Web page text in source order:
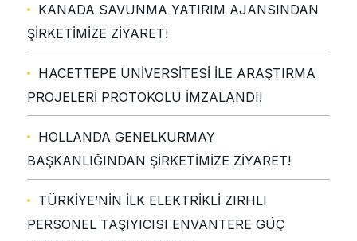
KANADA SAVUNMA YATIRIM AJANSINDAN
ŞİRKETİMİZE ZİYARET!
HACETTEPE ÜNİVERSİTESİ İLE ARAŞTIRMA
PROJELERİ PROTOKOLÜ İMZALANDI!
HOLLANDA GENELKURMAY
BAŞKANLIĞINDAN ŞİRKETİMİZE ZİYARET!
TÜRKİYE’NİN İLK ELEKTRİKLİ ZIRHLI
PERSONEL TAŞIYICISI ENVANTERE GÜÇ